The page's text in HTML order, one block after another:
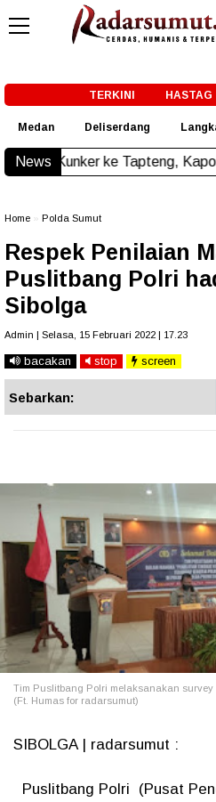
TERKINI HASTAG
Medan Deliserdang
News
Tapteng, Kapolda Sumut
Home Polda Sumut
Respek Penilaian
Puslitbang Polri
Sibolga
Admin | Selasa, 15 Februari 2022 | 17.23
bacakan stop screen
Sebarkan:
Tim Puslitbang Polri melaksanakan survey
(Ft. Humas for radarsumut)
SIBOLGA | radarsumut :
Puslitbang Polri (Pusat